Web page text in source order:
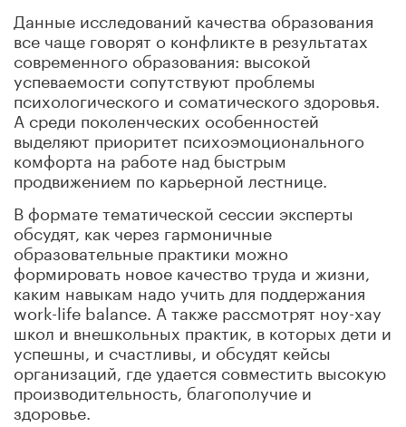
Данные исследований качества образования
все чаще говорят о конфликте в результатах
современного образования: высокой
успеваемости сопутствуют проблемы
психологического и соматического здоровья.
А среди поколенческих особенностей
выделяют приоритет психоэмоционального
комфорта на работе над быстрым
продвижением по карьерной лестнице.
В формате тематической сессии эксперты
обсудят, как через гармоничные
образовательные практики можно
формировать новое качество труда и жизни,
каким навыкам надо учить для поддержания
work-life balance. А также рассмотрят ноу-хау
школ и внешкольных практик, в которых дети и
успешны, и счастливы, и обсудят кейсы
организаций, где удается совместить высокую
производительность, благополучие и
здоровье.